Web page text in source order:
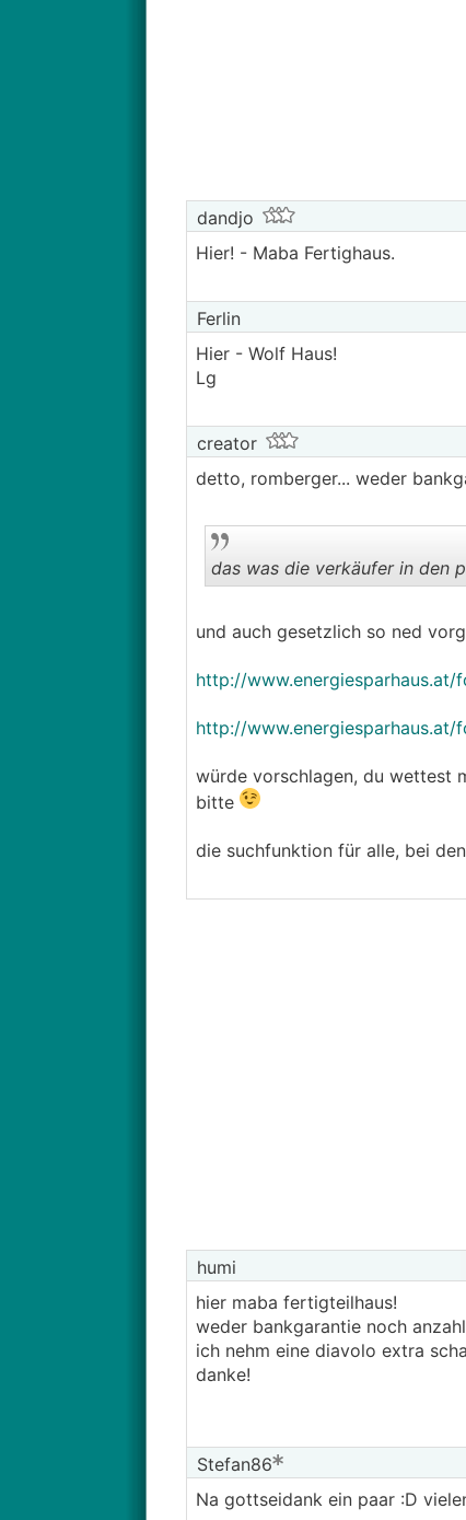
dandjo
Hier! - Maba Fertighaus.
Ferlin
Hier - Wolf Haus!
Lg
creator
detto, romberger... weder
das was die verkäufer in den
und auch gesetzlich so ned
http://www.energiesparhaus.at/
http://www.energiesparhaus.at/
würde vorschlagen, du wettest
bitte
die suchfunktion für alle, bei
humi
hier maba fertigteilhaus!
weder bankgarantie noch
ich nehm eine diavolo extra
danke!
Stefan86
Na gottseidank ein paar :D